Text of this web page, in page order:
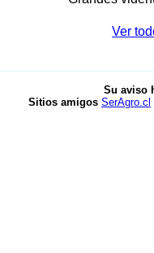
Ver
Su aviso
Sitios amigos SerAgro.cl